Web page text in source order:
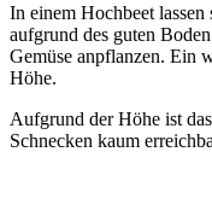
In einem Hochbeet
aufgrund des guten
Gemüse anpflanzen. Ein
Höhe.
Aufgrund der Höhe ist
Schnecken kaum